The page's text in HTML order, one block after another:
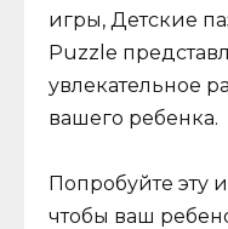
игры, Детские
Puzzle
увлекательное
вашего ребенка.
Попробуйте эту
чтобы ваш